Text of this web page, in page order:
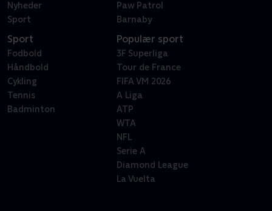
Nyheder
Sport
Paw Patrol
Barnaby
Sport
Fodbold
Håndbold
Cykling
Tennis
Badminton
Populær sport
3F Superliga
Tour de France
FIFA VM 2026
A Liga
ATP
WTA
NFL
Serie A
Diamond League
La Vuelta